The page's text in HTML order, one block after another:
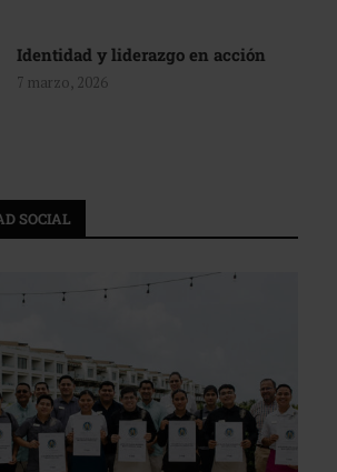
Identidad y liderazgo en acción
7 marzo, 2026
SOCIAL